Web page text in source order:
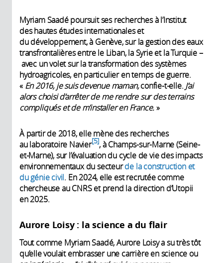
Myriam Saadé poursuit ses recherches à l’Institut
des hautes études internationales et
du développement, à Genève, sur la gestion des eaux
transfrontalières entre le Liban, la Syrie et la Turquie –
avec un volet sur la transformation des systèmes
hydroagricoles, en particulier en temps de guerre.
« En 2016, je suis devenue maman,confie-t-elle. J’ai
alors choisi d’arrêter de me rendre sur des terrains
compliqués et de m’installer en France.»
À partir de 2018, elle mène des recherches
au laboratoire Navier 5 , à Champs-sur-Marne (Seine-
et-Marne), sur l’évaluation du cycle de vie des impacts
environnementaux du secteurde la construction et
du génie civil. En 2024, elle est recrutée comme
chercheuse au CNRS et prend la direction d’Utopii
en 2025.
Aurore Loisy : la science a du flair
Tout comme Myriam Saadé, Aurore Loisy a su très tôt
qu’elle voulait embrasser une carrière en science ou